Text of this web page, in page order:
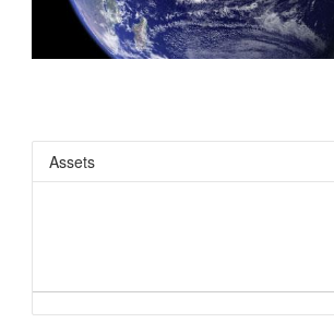
Assets